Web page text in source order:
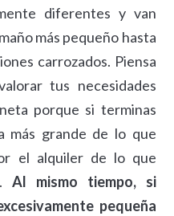
diferentes y van
más pequeño hasta
carrozados. Piensa
tus necesidades
porque si terminas
más grande de lo que
el alquiler de lo que
Al mismo tiempo, si
pequeña